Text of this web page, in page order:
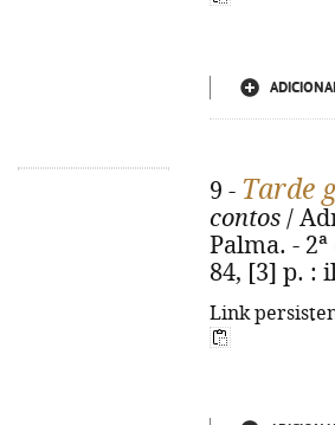
9 - Tarde
contos /
Palma. -
84, [3] p. :
Link